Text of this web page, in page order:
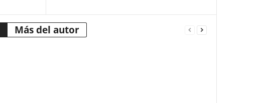
Más del autor